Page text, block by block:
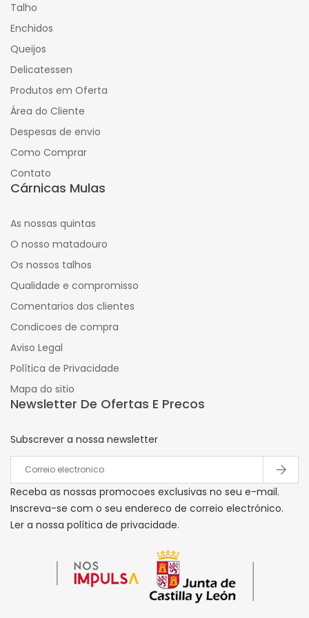
Talho
Enchidos
Queijos
Delicatessen
Produtos em Oferta
Área do Cliente
Despesas de envio
Como Comprar
Contato
Cárnicas Mulas
As nossas quintas
O nosso matadouro
Os nossos talhos
Qualidade e compromisso
Comentarios dos clientes
Condicoes de compra
Aviso Legal
Política de Privacidade
Mapa do sitio
Newsletter De Ofertas E Precos
Subscrever a nossa newsletter
Receba as nossas promocoes exclusivas no seu e-mail.
Inscreva-se com o seu endereco de correio electrónico.
Ler a nossa política de privacidade.